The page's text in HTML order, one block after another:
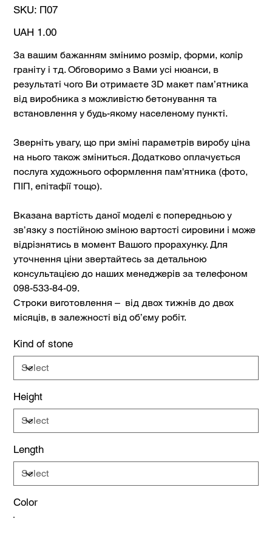
SKU: SKU
П07
П07
Price
UAH 1.00
За вашим бажанням змінимо розмір, форми, колір
граніту і тд. Обговоримо з Вами усі нюанси, в
результаті чого Ви отримаєте 3D макет пам’ятника
від виробника з можливістю бетонування та
встановлення у будь-якому населеному пункті.
Зверніть увагу, що при зміні параметрів виробу ціна
на нього також зміниться. Додатково оплачується
послуга художнього оформлення пам'ятника (фото,
ПІП, епітафії тощо).
Вказана вартість даної моделі є попередньою у
зв’язку з постійною зміною вартості сировини і може
відрізнятись в момент Вашого прорахунку. Для
уточнення ціни звертайтесь за детальною
консультацією до наших менеджерів за телефоном
098-533-84-09.
Строки виготовлення – від двох тижнів до двох
місяців, в залежності від об’єму робіт.
Kind of stone
Height
Length
Color